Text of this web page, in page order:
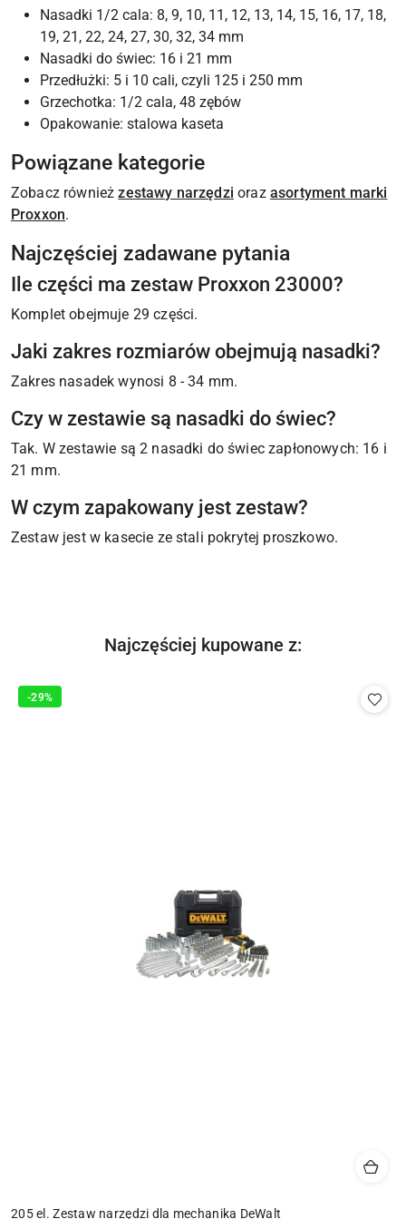
Nasadki 1/2 cala: 8, 9, 10, 11, 12, 13, 14, 15, 16, 17, 18,
19, 21, 22, 24, 27, 30, 32, 34 mm
Nasadki do świec: 16 i 21 mm
Przedłużki: 5 i 10 cali, czyli 125 i 250 mm
Grzechotka: 1/2 cala, 48 zębów
Opakowanie: stalowa kaseta
Powiązane kategorie
Zobacz równieżzestawy narzędzi oraz asortyment marki
Proxxon.
Najczęściej zadawane pytania
Ile części ma zestaw Proxxon 23000?
Komplet obejmuje 29 części.
Jaki zakres rozmiarów obejmują nasadki?
Zakres nasadek wynosi 8 - 34 mm.
Czy w zestawie są nasadki do świec?
Tak. W zestawie są 2 nasadki do świec zapłonowych: 16 i
21 mm.
W czym zapakowany jest zestaw?
Zestaw jest w kasecie ze stali pokrytej proszkowo.
Pomiń karuzelę produktów
Produkty
Najczęściej kupowane z:
205 el. Zestaw narzędzi dla mechanika DeWalt
-29%